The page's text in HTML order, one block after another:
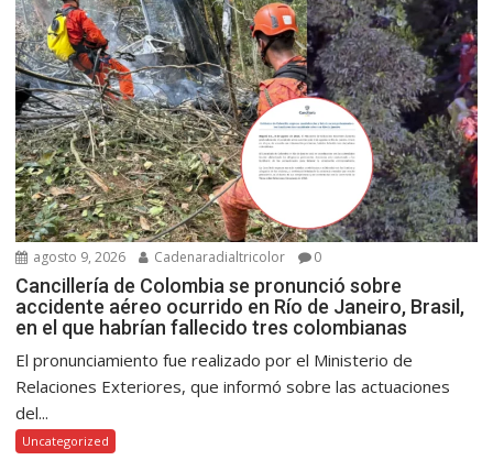
agosto 9, 2026 Cadenaradialtricolor 0
Cancillería de Colombia se pronunció sobre
accidente aéreo ocurrido en Río de Janeiro, Brasil,
en el que habrían fallecido tres colombianas
El pronunciamiento fue realizado por el Ministerio de
Relaciones Exteriores, que informó sobre las actuaciones
del...
Uncategorized